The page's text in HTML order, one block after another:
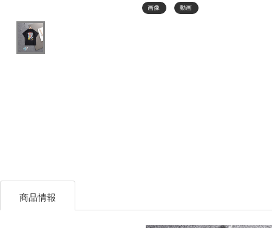
画像 動画
商品情報